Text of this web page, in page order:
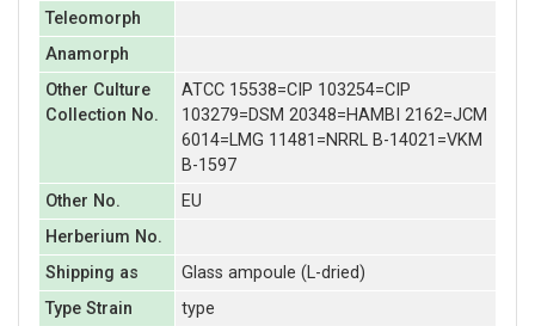
Teleomorph
Anamorph
Other Culture
Collection No.
ATCC 15538=CIP 103254=CIP
103279=DSM 20348=HAMBI 2162=JCM
6014=LMG 11481=NRRL B-14021=VKM
B-1597
Other No.
EU
Herberium No.
Shipping as
Glass ampoule (L-dried)
Type Strain
type